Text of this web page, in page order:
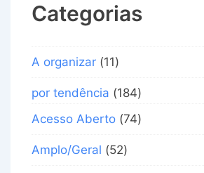
Categorias
A organizar (11)
por tendência (184)
Acesso Aberto (74)
Amplo/Geral (52)